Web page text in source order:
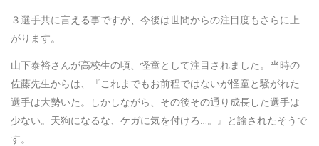
３選手共に言える事ですが、今後は世間からの注目度もさらに上
がります。
山下泰裕さんが高校生の頃、怪童として注目されました。当時の
佐藤先生からは、『これまでもお前程ではないが怪童と騒がれた
選手は大勢いた。しかしながら、その後その通り成長した選手は
少ない。天狗になるな、ケガに気を付けろ…。』と諭されたそうで
す。